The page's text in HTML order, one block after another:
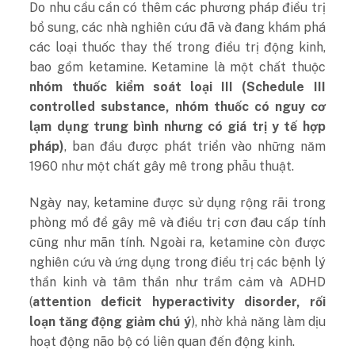
Do nhu cầu cần có thêm các phương pháp điều trị
bổ sung, các nhà nghiên cứu đã và đang khám phá
các loại thuốc thay thế trong điều trị động kinh,
bao gồm ketamine. Ketamine là một chất thuộc
nhóm thuốc kiểm soát loại III (Schedule III
controlled substance, nhóm thuốc có nguy cơ
lạm dụng trung bình nhưng có giá trị y tế hợp
pháp), ban đầu được phát triển vào những năm
1960 như một chất gây mê trong phẫu thuật.
Ngày nay, ketamine được sử dụng rộng rãi trong
phòng mổ để gây mê và điều trị cơn đau cấp tính
cũng như mãn tính. Ngoài ra, ketamine còn được
nghiên cứu và ứng dụng trong điều trị các bệnh lý
thần kinh và tâm thần như trầm cảm và ADHD
(attention deficit hyperactivity disorder, rối
loạn tăng động giảm chú ý), nhờ khả năng làm dịu
hoạt động não bộ có liên quan đến động kinh.